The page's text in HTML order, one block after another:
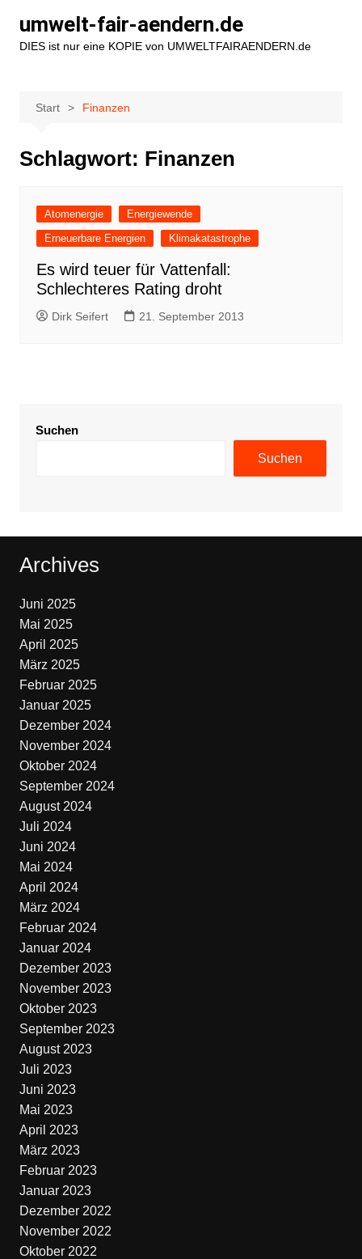
Inhalt
springen
umwelt-fair-aendern.de
DIES ist nur eine KOPIE von UMWELTFAIRAENDERN.de
Start Finanzen
Schlagwort: Finanzen
Atomenergie
Energiewende
Erneuerbare Energien
Klimakatastrophe
Es wird teuer für Vattenfall:
Schlechteres Rating droht
Dirk Seifert 21. September 2013
Suchen
Suchen
Archives
Juni 2025
Mai 2025
April 2025
März 2025
Februar 2025
Januar 2025
Dezember 2024
November 2024
Oktober 2024
September 2024
August 2024
Juli 2024
Juni 2024
Mai 2024
April 2024
März 2024
Februar 2024
Januar 2024
Dezember 2023
November 2023
Oktober 2023
September 2023
August 2023
Juli 2023
Juni 2023
Mai 2023
April 2023
März 2023
Februar 2023
Januar 2023
Dezember 2022
November 2022
Oktober 2022